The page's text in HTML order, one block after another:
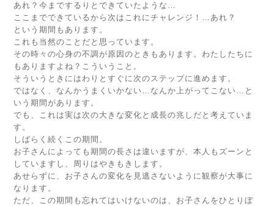
あれ？今までするりとできていたような…
ここまでできているから次はこれにチャレンジ！…あれ？
という期間もあります。
これも当然のことだと思っています。
その時々の心身の不調が原因のときもあります。わたしたちに
もありますよね？こういうこと。
そういうときにはわりとすぐに次のステップに進めます。
ではなく、なんかうまくいかない…なんか上がってこない…と
いう期間があります。
でも、これは実は次の大きな変化と成長の兆しだと考えていま
す。
しばらく続くこの期間。
お子さんによっても期間の長さは違いますが、本人もズーンと
していますし、周りはやきもきします。
あせらずに、お子さんの変化を見逃さないように観察が大事に
なります。
ただ、この期間も忘れてはいけないのは、お子さんをひとりぼ